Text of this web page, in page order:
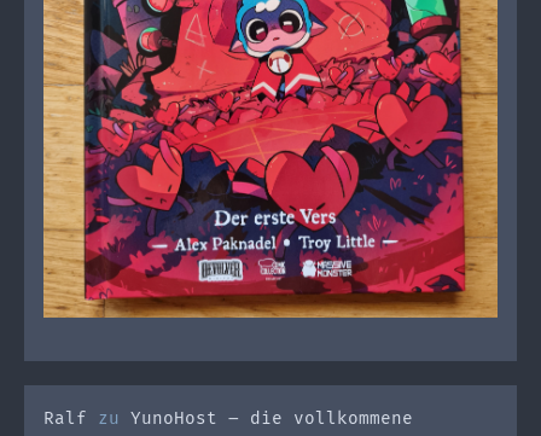
Ralf zu YunoHost – die vollkommene